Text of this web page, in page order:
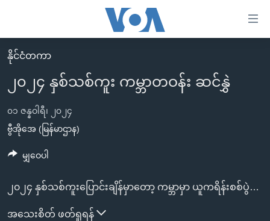
လွယ်ကူ
စေ
သည့်
Link
များ
ပင်မ
သို့
မူလစာမျက်နှာ
မြန်မာ
ကမ္ဘာ့သတင်းများ
နိုင်ငံတကာ
အမေရိကန်
အစ္စရေး-ပါလက်စတိုင်း
ဗွီဒီယို
သတင်းလွတ်လပ်ခွင့်
အင်္ဂလိပ်စာလေ့လာမယ်
အမေရိကန်သုံးအီဒီယံ
အပတ်စဉ်ကဏ္ဍများ
နိုင်ငံတကာ
၂၀၂၄ နှစ်သစ်ကူး ကမ္ဘာတဝန်း ဆင်နွှဲ
၀၁ ဇန္နဝါရီ၊ ၂၀၂၄
ဗွီအိုအေ (မြန်မာဌာန)
၂၀၂၄ နှစ်သစ်ကူးပြောင်းချိန်မှာတော့ ကမ္ဘာမှာ ယူကရိန်းစစ်ပွဲနဲ့ ဂါဇာစစ်ပွဲကြီးတွေ၊ မြန်မာနိုင်ငံမှာလည်း စစ်အာဏာရှင်အုပ်စိုးမှုနဲ့ ခုခံတွန်းလှန်သူတွေအကြား စစ်ပွဲတွေနဲ့ ငြိမ်းချမ်းမှုမရှိတဲ့ အခြေအနေတွေက အရိပ်မိုးတွေပါတယ်။ ကမ္ဘာတလွှား ၂၀၂၄ နှစ်သစ်ကို ဘယ်လိုကူးပြောင်းကြိုဆိုကြလဲဆိုတာ ဓာတ်ပုံတွေက ပြောပြနေပါတယ်။
အသေးစိတ် ဖတ်ရှုရန်
မျှဝေပါ